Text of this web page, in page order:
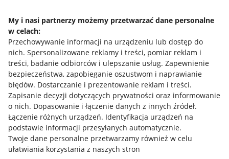
My i nasi partnerzy możemy przetwarzać dane personalne
w celach:
Przechowywanie informacji na urządzeniu lub dostęp do
nich. Spersonalizowane reklamy i treści, pomiar reklam i
treści, badanie odbiorców i ulepszanie usług. Zapewnienie
bezpieczeństwa, zapobieganie oszustwom i naprawianie
błędów. Dostarczanie i prezentowanie reklam i treści.
Zapisanie decyzji dotyczących prywatności oraz informowanie
o nich. Dopasowanie i łączenie danych z innych źródeł.
Łączenie różnych urządzeń. Identyfikacja urządzeń na
podstawie informacji przesyłanych automatycznie.
Twoje dane personalne przetwarzamy również w celu
ułatwiania korzystania z naszych stron
Allegro Gadane dla sprzedających
Allegro Gadane dla kupujących
Mapa miejscowości
Informacje prawne
Regulamin
Polityka plików "cookies"
Ustawienia plików "cookies"